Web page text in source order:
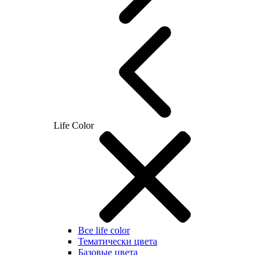
Life Color
Все life color
Тематически цвета
Базовые цвета